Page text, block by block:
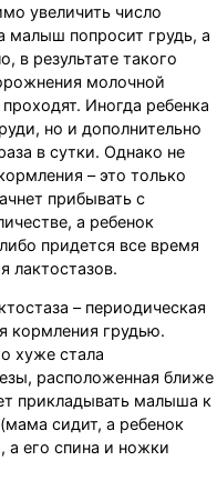
увеличить число
малыш попросит грудь, а
в результате такого
молочной
Иногда ребенка
но и дополнительно
в сутки. Однако не
– это только
прибывать с
а ребенок
придется все время
лактостазов.
– периодическая
кормления грудью.
хуже стала
расположенная ближе
прикладывать малыша к
сидит, а ребенок
а его спина и ножки